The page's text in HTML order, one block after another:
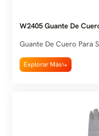
W2405 Guante De
Guante De Cuero Para
Explorar Más